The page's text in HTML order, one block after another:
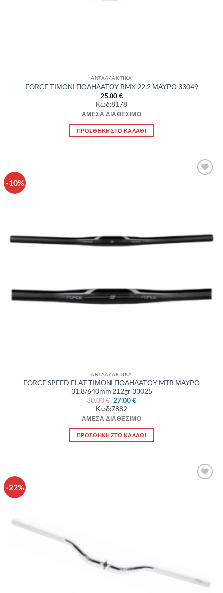
ΑΝΤΑΛΛΑΚΤΙΚΑ
FORCE ΤΙΜΟΝΙ ΠΟΔΗΛΑΤΟΥ BMX 22.2 ΜΑΥΡΟ 33049
25.00€
Κωδ:8178
ΆΜΕΣΑ ΔΙΑΘΈΣΙΜΟ
ΠΡΟΣΘΉΚΗ ΣΤΟ ΚΑΛΆΘΙ
-10%
ΑΝΤΑΛΛΑΚΤΙΚΑ
FORCE SPEED FLAT ΤΙΜΟΝΙ ΠΟΔΗΛΑΤΟΥ MTB ΜΑΥΡΟ
31.8/640mm 212gr 33025
30.00€ Original
price
was:
30.00 €.
27.00€Η
είναι:
Κωδ:7882
ΆΜΕΣΑ ΔΙΑΘΈΣΙΜΟ
ΠΡΟΣΘΉΚΗ ΣΤΟ ΚΑΛΆΘΙ
-22%